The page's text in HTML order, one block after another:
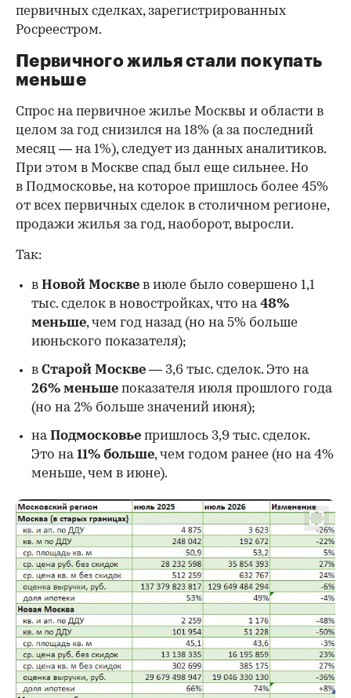
первичных сделках, зарегистрированных
Росреестром.
Первичного жилья стали покупать
меньше
Спрос на первичное жилье Москвы и области в
целом за год снизился на 18% (а за последний
месяц — на 1%), следует из данных аналитиков.
При этом в Москве спад был еще сильнее. Но
в Подмосковье, на которое пришлось более 45%
от всех первичных сделок в столичном регионе,
продажи жилья за год, наоборот, выросли.
00:00 / 00:00
Так:
в Новой Москве в июле было совершено 1,1
тыс. сделок в новостройках, что на48%
меньше, чем год назад (но на 5% больше
июньского показателя);
в Старой Москве — 3,6 тыс. сделок. Это на
26% меньше показателя июля прошлого года
(но на 2% больше значений июня);
наПодмосковье пришлось 3,9 тыс. сделок.
Это на11% больше, чем годом ранее (но на 4%
меньше, чем в июне).